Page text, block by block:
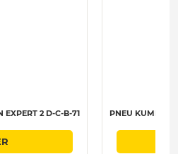
EXPERT 2 D-C-B-71 PNEU KUMHO